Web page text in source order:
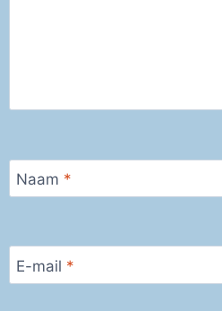
Naam *
E-mail *